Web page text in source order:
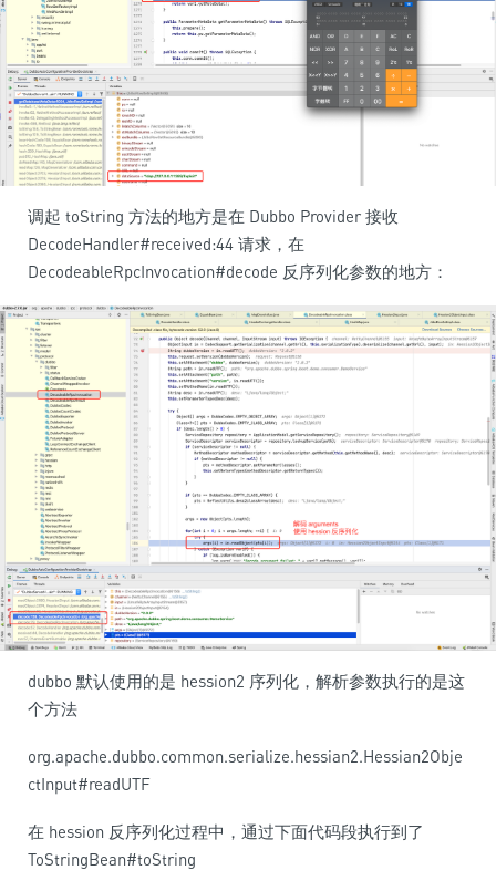
调起 toString 方法的地方是在 Dubbo Provider 接收
DecodeHandler#received:44 请求，在
DecodeableRpcInvocation#decode 反序列化参数的地方：
dubbo 默认使用的是 hession2 序列化，解析参数执行的是这
个方法
org.apache.dubbo.common.serialize.hessian2.Hessian2Obje
ctInput#readUTF
在 hession 反序列化过程中，通过下面代码段执行到了
ToStringBean#toString